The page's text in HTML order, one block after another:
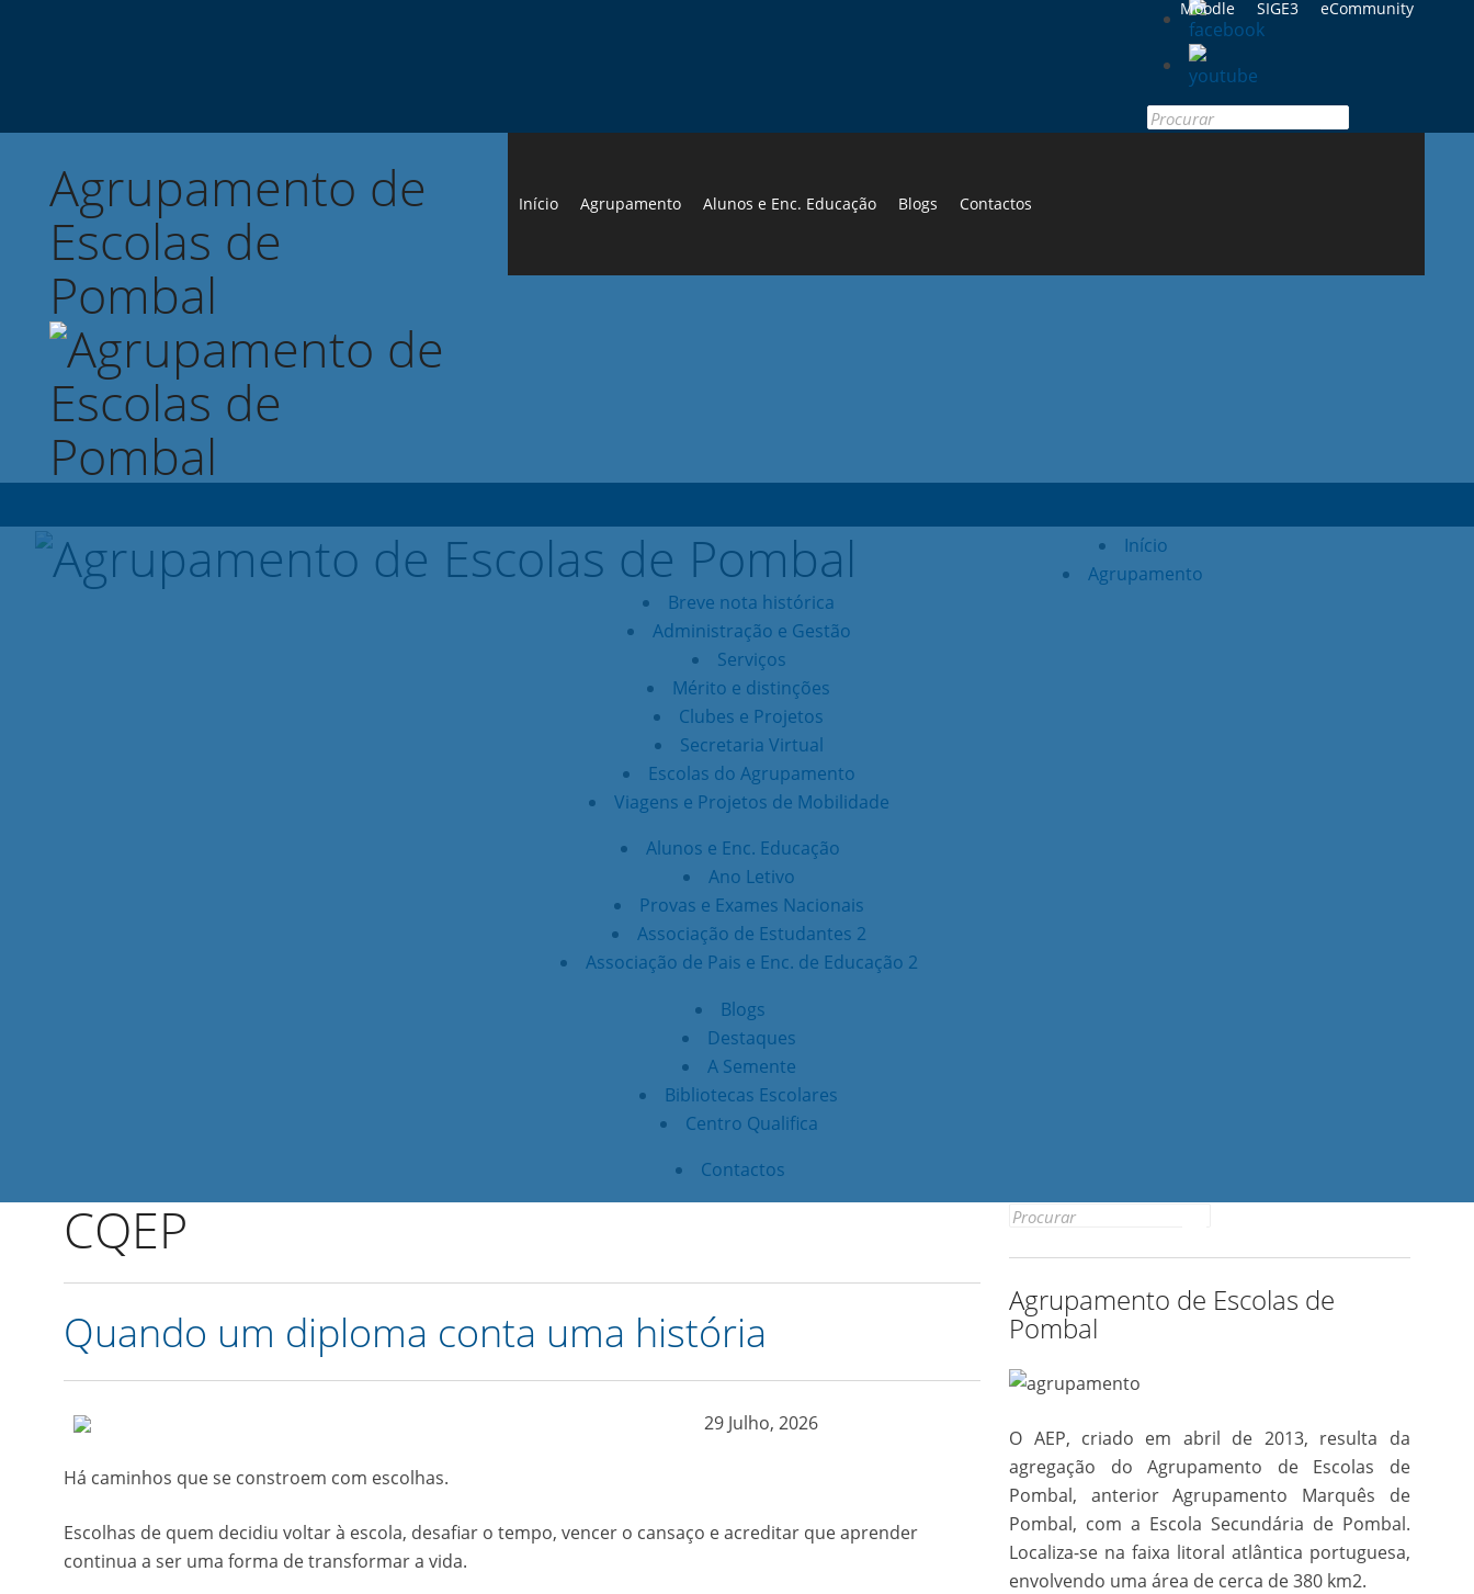
Moodle SIGE3 eCommunity
Search
Agrupamento de
Escolas de
Pombal
Início Agrupamento Alunos e Enc. Educação Blogs Contactos
Início
Agrupamento
Breve nota histórica
Administração e Gestão
Serviços
Mérito e distinções
Clubes e Projetos
Secretaria Virtual
Escolas do Agrupamento
Viagens e Projetos de Mobilidade
Alunos e Enc. Educação
Ano Letivo
Provas e Exames Nacionais
Associação de Estudantes 2
Associação de Pais e Enc. de Educação 2
Blogs
Destaques
A Semente
Bibliotecas Escolares
Centro Qualifica
Contactos
CQEP
Quando um diploma conta uma história
29 Julho, 2026
Há caminhos que se constroem com escolhas.
Escolhas de quem decidiu voltar à escola, desafiar o tempo, vencer o cansaço e acreditar que aprender
continua a ser uma forma de transformar a vida.
Search
Agrupamento de Escolas de
Pombal
O AEP, criado em abril de 2013, resulta da
agregação do Agrupamento de Escolas de
Pombal, anterior Agrupamento Marquês de
Pombal, com a Escola Secundária de Pombal.
Localiza-se na faixa litoral atlântica portuguesa,
envolvendo uma área de cerca de 380 km2.